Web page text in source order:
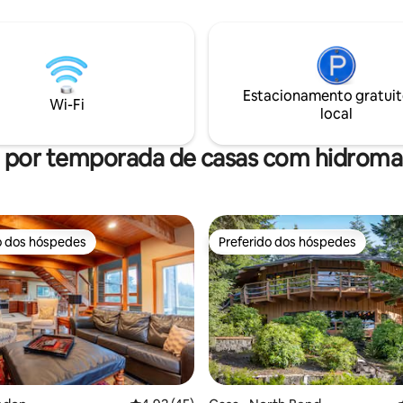
você esteja planejando
de golfe, férias em família,
nas dunas, uma viagem de
viagem para a costa,
Resort e a oito minutos da
quatro quartos têm camas
um sofá-cama na sala de estar.
tem tudo o que você precisa
preparar suas refeições ou
Wi-Fi
Estacionamento
local
temporada de casas com
dos hóspedes
dos hóspedes Preferido dos hóspedes
Preferido dos hóspedes